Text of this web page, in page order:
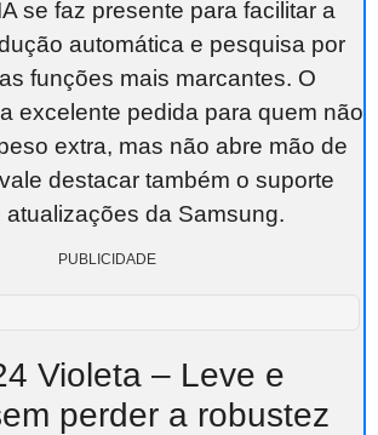
se faz presente para facilitar a
automática e pesquisa por
funções mais marcantes. O
excelente pedida para quem não
extra, mas não abre mão de
destacar também o suporte
atualizações da Samsung.
PUBLICIDADE
Violeta – Leve e
perder a robustez